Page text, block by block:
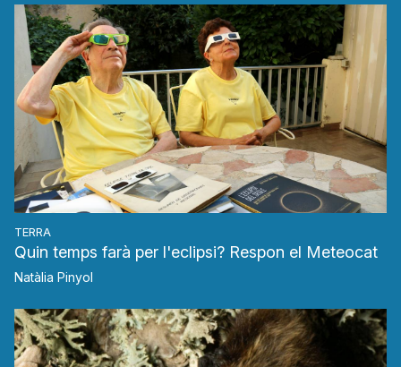
TERRA
Quin temps farà per l'eclipsi? Respon el Meteocat
Natàlia Pinyol